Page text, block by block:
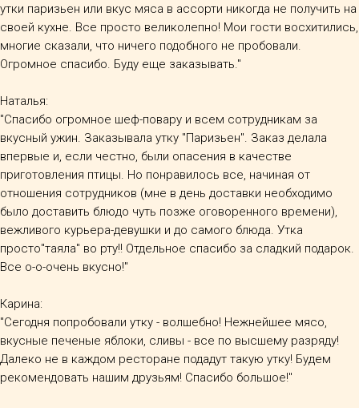
утки паризьен или вкус мяса в ассорти никогда не получить на
своей кухне. Все просто великолепно! Мои гости восхитились,
многие сказали, что ничего подобного не пробовали.
Огромное спасибо. Буду еще заказывать."
Наталья:
"Спасибо огромное шеф-повару и всем сотрудникам за
вкусный ужин. Заказывала утку "Паризьен". Заказ делала
впервые и, если честно, были опасения в качестве
приготовления птицы. Но понравилось все, начиная от
отношения сотрудников (мне в день доставки необходимо
было доставить блюдо чуть позже оговоренного времени),
вежливого курьера-девушки и до самого блюда. Утка
просто"таяла" во рту!! Отдельное спасибо за сладкий подарок.
Все о-о-очень вкусно!"
Карина:
"Сегодня попробовали утку - волшебно! Нежнейшее мясо,
вкусные печеные яблоки, сливы - все по высшему разряду!
Далеко не в каждом ресторане подадут такую утку! Будем
рекомендовать нашим друзьям! Спасибо большое!"